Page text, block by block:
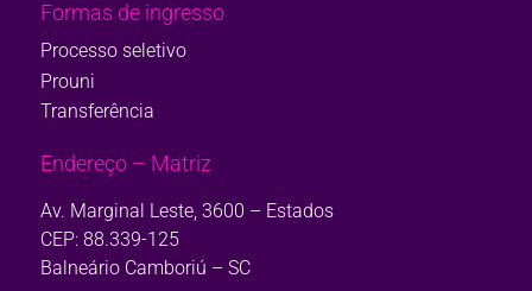
Formas de ingresso
Processo seletivo
Prouni
Transferência
Endereço – Matriz
Av. Marginal Leste, 3600 – Estados
CEP: 88.339-125
Balneário Camboriú – SC